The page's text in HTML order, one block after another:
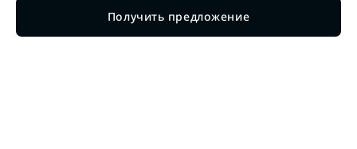
Получить предложение